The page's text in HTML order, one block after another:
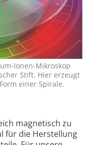
Ionen-Mikroskop
Stift. Hier erzeugt
einer Spirale.
magnetisch zu
für die Herstellung